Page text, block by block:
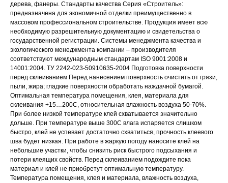
дерева, фанеры. Стандарты качества Серия «Строитель»:
предназначена для экономичной отделки преимущественно в
массовом профессиональном строительстве. Продукция имеет всю
необходимую разрешительную документацию и свидетельства о
государственной регистрации. Системы менеджмента качества и
экологического менеджмента компании – производителя
соответствуют международным стандартам ISO 9001:2008 и
14001:2004. ТУ 2242-023-50910635-2004 Подготовка поверхности
перед склеиванием Перед нанесением поверхность очистить от грязи,
пыли, жира; гладкие поверхности обработать наждачной бумагой.
Оптимальная температура помещения, клея, материала для
склеивания +15…200С, относительная влажность воздуха 50-70%.
При более низкой температуре клей схватывается значительно
дольше. При температуре выше 300С влага испаряется слишком
быстро, клей не успевает достаточно схватиться, прочность клеевого
шва будет низкая. При работе в жаркую погоду наносите клей на
небольшие участки, чтобы снизить риск быстрого подсыхания и
потери клеящих свойств. Перед склеиванием подождите пока
материал и клей не приобретут оптимальную температуру.
Температура помещения, клея и материала, влажность воздуха,